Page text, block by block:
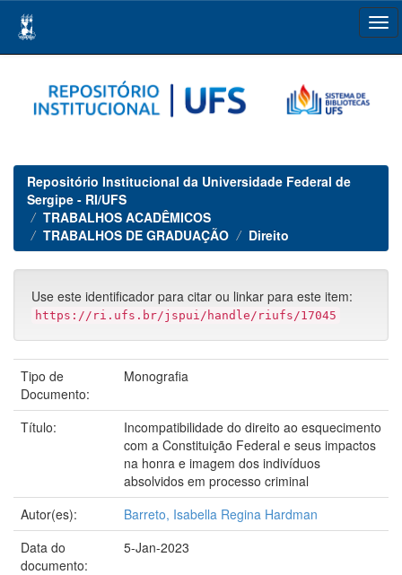
navigation
Repositório Institucional da Universidade Federal de
Sergipe - RI/UFS
TRABALHOS ACADÊMICOS
TRABALHOS DE GRADUAÇÃO
Direito
Use este identificador para citar ou linkar para este item:
https://ri.ufs.br/jspui/handle/riufs/17045
Tipo de
Documento:
Monografia
Título:
Incompatibilidade do direito ao esquecimento
com a Constituição Federal e seus impactos
na honra e imagem dos indivíduos
absolvidos em processo criminal
Autor(es):
Barreto, Isabella Regina Hardman
Data do
documento:
5-Jan-2023